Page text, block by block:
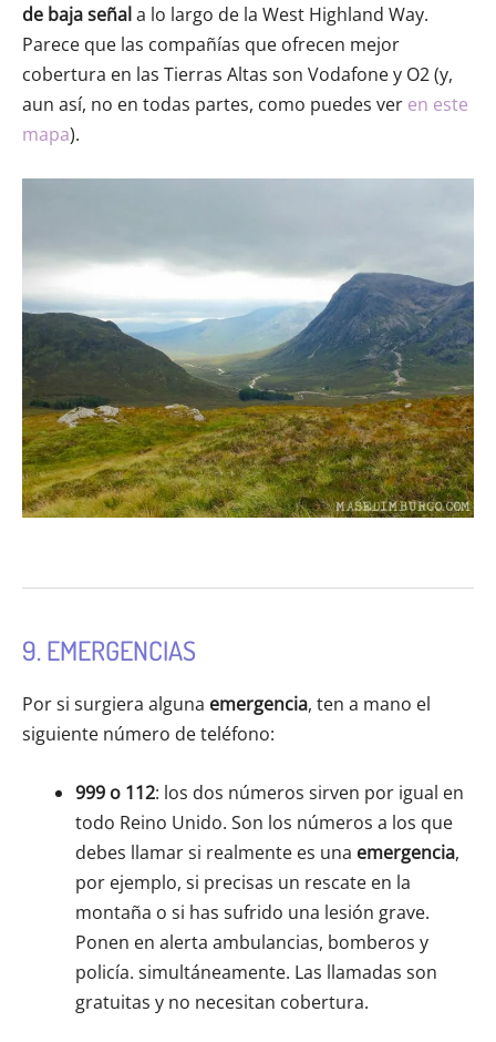
de baja señala lo largo de la West Highland Way.
Parece que las compañías que ofrecen mejor
cobertura en las Tierras Altas son Vodafone y O2 (y,
aun así, no en todas partes, como puedes ver en este
mapa).
9. EMERGENCIAS
Por si surgiera alguna emergencia, ten a mano el
siguiente número de teléfono:
999 o 112: los dos números sirven por igual en
todo Reino Unido. Son los números a los que
debes llamar si realmente es una emergencia,
por ejemplo, si precisas un rescate en la
montaña o si has sufrido una lesión grave.
Ponen en alerta ambulancias, bomberos y
policía. simultáneamente. Las llamadas son
gratuitas y no necesitan cobertura.